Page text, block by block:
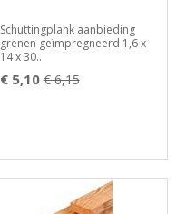
Schuttingplank aanbieding
grenen geïmpregneerd 1,6 x
14 x 30..
€ 5,10 € 6,15